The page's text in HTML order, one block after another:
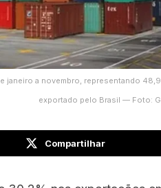
janeiro a novembro, representando
exportado pelo Brasil — Foto:
Compartilhar